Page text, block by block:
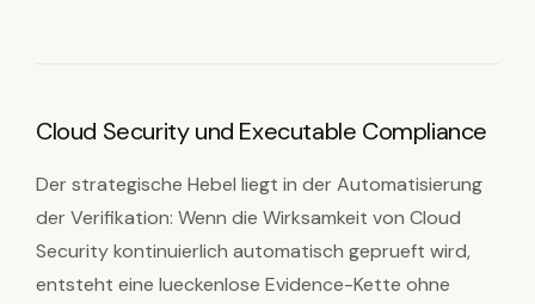
Cloud Security und Executable Compliance
Der strategische Hebel liegt in der Automatisierung
der Verifikation: Wenn die Wirksamkeit von Cloud
Security kontinuierlich automatisch geprueft wird,
entsteht eine lueckenlose Evidence-Kette ohne